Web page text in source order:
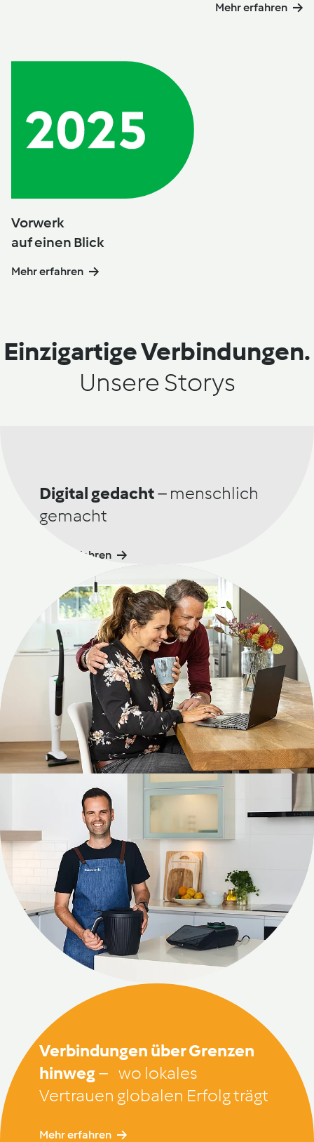
Mehr erfahren
Vorwerk
auf einen Blick
Mehr erfahren
Einzigartige Verbindungen.
Unsere Storys
Digital gedacht– menschlich
gemacht
Mehr erfahren
Verbindungen über Grenzen
hinweg – wo lokales
Vertrauen globalen Erfolg trägt
Mehr erfahren